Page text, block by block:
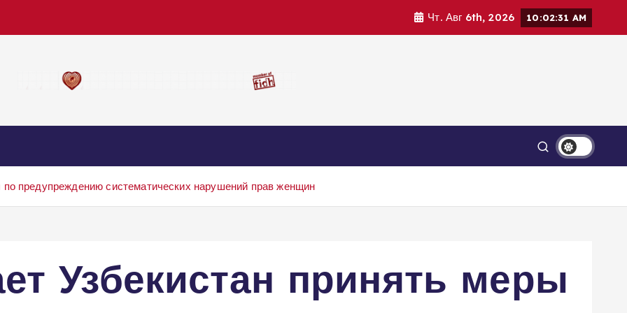
Чт. Авг 6th, 2026 10:02:32 AM
предупреждению систематических нарушений прав женщин
Узбекистан принять меры